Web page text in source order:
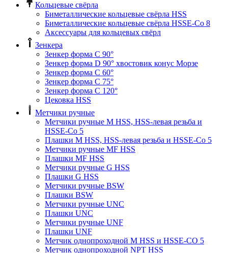
Кольцевые свёрла
Биметаллические кольцевые свёрла HSS
Биметаллические кольцевые свёрла HSSE-Co 8
Аксессуары для кольцевых свёрл
Зенкера
Зенкер форма С 90°
Зенкер форма D 90° хвостовик конус Морзе
Зенкер форма С 60°
Зенкер форма С 75°
Зенкер форма С 120°
Цековка HSS
Метчики ручные
Метчики ручные M HSS, HSS-левая резьба и
HSSE-Co 5
Плашки M HSS, HSS-левая резьба и HSSE-Co 5
Метчики ручные MF HSS
Плашки MF HSS
Метчики ручные G HSS
Плашки G HSS
Метчики ручные BSW
Плашки BSW
Метчики ручные UNC
Плашки UNC
Метчики ручные UNF
Плашки UNF
Метчик однопроходной M HSS и HSSE-CO 5
Метчик однопроходной NPT HSS